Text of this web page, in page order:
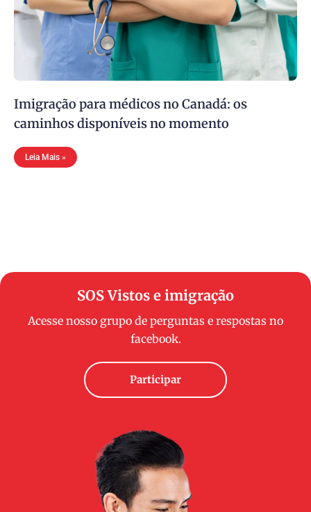
Imigração para médicos no Canadá: os
caminhos disponíveis no momento
Leia Mais »
SOS Vistos e imigração
Acesse nosso grupo de perguntas e respostas no
facebook.
Participar